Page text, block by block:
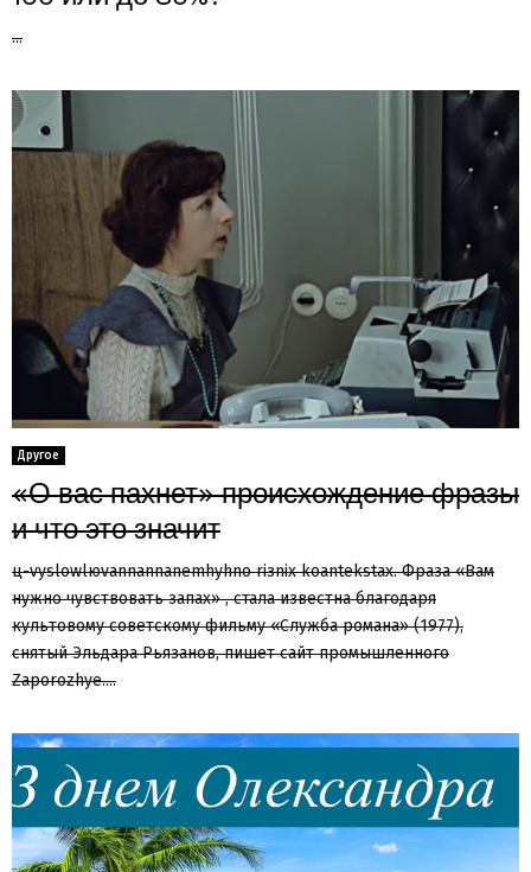
...
Другое
«О вас пахнет» происхождение фразы
и что это значит
ц-vyslowlюvannannanemhyhno riзniх koantekstaх. Фраза «Вам
нужно чувствовать запах» , стала известна благодаря
культовому советскому фильму «Служба романа» (1977),
снятый Эльдара Рьязанов, пишет сайт промышленного
Zaporozhye....